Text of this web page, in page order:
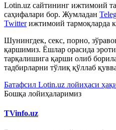
Lotin.uz сайтининг ижтимоий
саҳифалари бор. Жумладан
Twitter ижтимоий тармоқларда
Шунингдек, секс, порно,
қаршимиз. Ёшлар орасида
тарқалишига қарши олиб
тадбирларни тўлиқ қўллаб
Батафсил Lotin.uz лойиҳаси
Бошқа лойиҳаларимиз
TVinfo.uz